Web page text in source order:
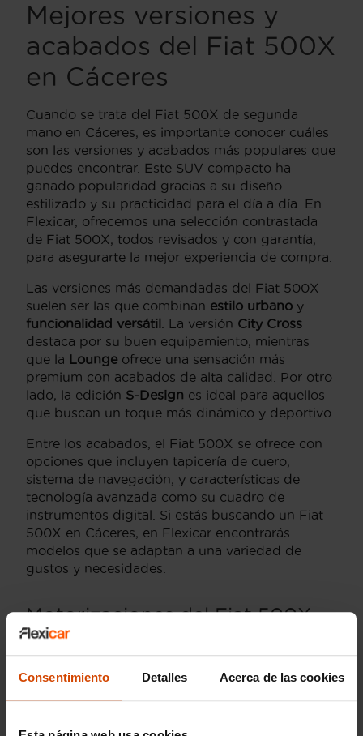
Consentimiento Detalles Acerca de las cookies
Mejores versiones y
acabados del Fiat 500X
en Cáceres
Cuando se trata del Fiat 500X de segunda
mano en Cáceres, es importante conocer cuáles
son las versiones y acabados más populares que
puedes encontrar. Este SUV compacto ha
ganado popularidad gracias a su diseño
estilizado y su practicidad para el día a día. En
Flexicar, ofrecemos una selección contrastada
de Fiat 500X, todos revisados y con garantía,
para asegurarte la mejor experiencia de compra.
Las versiones más demandadas del Fiat 500X
suelen ser las que combinan estilo urbano y
funcionalidad versátil . La versión City Cross
destaca por su buen equipamiento, mientras
que la Lounge ofrece una sensación más
premium con acabados de alta calidad. Por otro
lado, la edición S-Design es ideal para aquellos
que buscan un toque más dinámico y deportivo.
Entre los acabados, el Fiat 500X se ofrece con
opciones que incluyen tapicería de cuero,
sistema de navegación, y características de
tecnología avanzada como su cuadro de
instrumentos digital. Si estás buscando un Fiat
500X en Cáceres, en Flexicar encontrarás
modelos que se adaptan a una variedad de
gustos y necesidades.
Motorizaciones del Fiat 500X
en Cáceres
El Fiat 500X está disponible con una variedad
tanto a aquellos que buscan eficiencia como a